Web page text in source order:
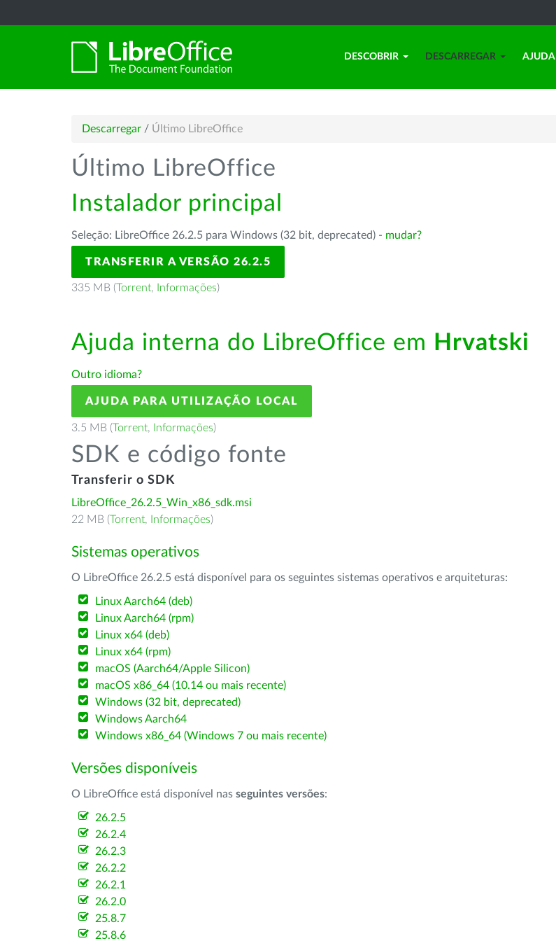
DESCOBRIR DESCARREGAR AJUDA
Descarregar / Último LibreOffice
Último LibreOffice
Instalador principal
Seleção: LibreOffice 26.2.5 para Windows (32 bit, deprecated) - mudar?
TRANSFERIR A VERSÃO 26.2.5
335 MB (Torrent, Informações)
Ajuda interna do LibreOffice em Hrvatski
Outro idioma?
AJUDA PARA UTILIZAÇÃO LOCAL
3.5 MB (Torrent, Informações)
SDK e código fonte
Transferir o SDK
LibreOffice_26.2.5_Win_x86_sdk.msi
22 MB (Torrent, Informações)
Sistemas operativos
O LibreOffice 26.2.5 está disponível para os seguintes sistemas operativos e arquiteturas:
Linux Aarch64 (deb)
Linux Aarch64 (rpm)
Linux x64 (deb)
Linux x64 (rpm)
macOS (Aarch64/Apple Silicon)
macOS x86_64 (10.14 ou mais recente)
Windows (32 bit, deprecated)
Windows Aarch64
Windows x86_64 (Windows 7 ou mais recente)
Versões disponíveis
O LibreOffice está disponível nas seguintes versões:
26.2.5
26.2.4
26.2.3
26.2.2
26.2.1
26.2.0
25.8.7
25.8.6